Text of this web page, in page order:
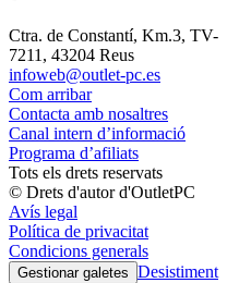
Ctra. de Constantí, Km.3, TV-
7211, 43204 Reus
infoweb@outlet-pc.es
Com arribar
Contacta amb nosaltres
Canal intern d’informació
Programa d’afiliats
Tots els drets reservats
© Drets d'autor d'OutletPC
Avís legal
Política de privacitat
Condicions generals
Gestionar galetes Desistiment